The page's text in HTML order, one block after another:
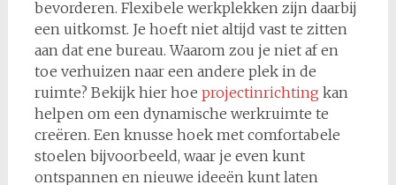
bevorderen. Flexibele werkplekken zijn daarbij
een uitkomst. Je hoeft niet altijd vast te zitten
aan dat ene bureau. Waarom zou je niet af en
toe verhuizen naar een andere plek in de
ruimte? Bekijk hier hoe projectinrichting kan
helpen om een dynamische werkruimte te
creëren. Een knusse hoek met comfortabele
stoelen bijvoorbeeld, waar je even kunt
ontspannen en nieuwe ideeën kunt laten